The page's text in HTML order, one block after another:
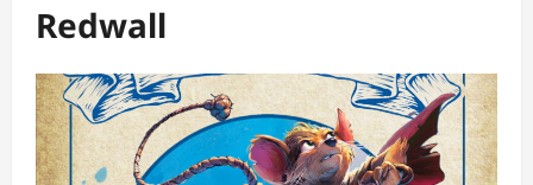
Redwall